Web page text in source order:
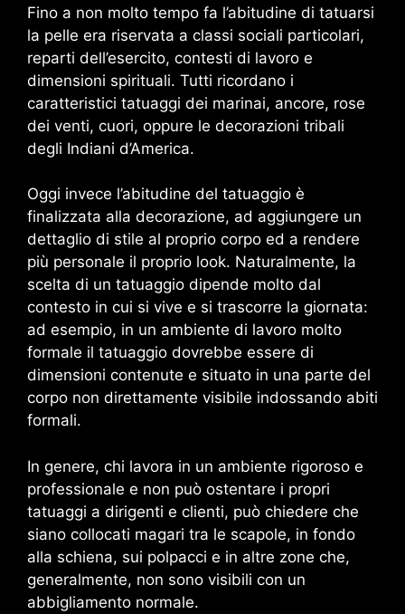
Fino a non molto tempo fa l’abitudine di tatuarsi
la pelle era riservata a classi sociali particolari,
reparti dell’esercito, contesti di lavoro e
dimensioni spirituali. Tutti ricordano i
caratteristici tatuaggi dei marinai, ancore, rose
dei venti, cuori, oppure le decorazioni tribali
degli Indiani d’America.
Oggi invece l’abitudine del tatuaggio è
finalizzata alla decorazione, ad aggiungere un
dettaglio di stile al proprio corpo ed a rendere
più personale il proprio look. Naturalmente, la
scelta di un tatuaggio dipende molto dal
contesto in cui si vive e si trascorre la giornata:
ad esempio, in un ambiente di lavoro molto
formale il tatuaggio dovrebbe essere di
dimensioni contenute e situato in una parte del
corpo non direttamente visibile indossando abiti
formali.
In genere, chi lavora in un ambiente rigoroso e
professionale e non può ostentare i propri
tatuaggi a dirigenti e clienti, può chiedere che
siano collocati magari tra le scapole, in fondo
alla schiena, sui polpacci e in altre zone che,
generalmente, non sono visibili con un
abbigliamento normale.